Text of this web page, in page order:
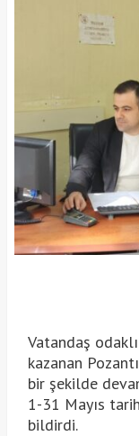
Vatandaş
kazanan
bir şekilde
1-31 Mayıs
bildirdi.